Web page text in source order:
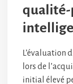
L’évaluation
lors de
initial élevé